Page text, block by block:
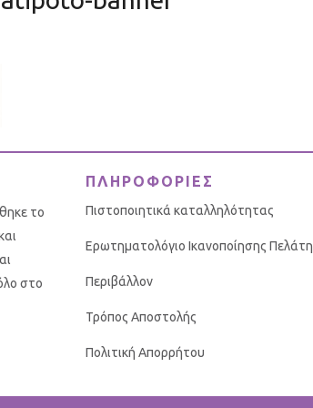
το
στο
ΠΛΗΡΟΦΟΡΙΕΣ
Πιστοποιητικά καταλληλότητας
Ερωτηματολόγιο Ικανοποίησης Πελάτη
Περιβάλλον
Τρόπος Αποστολής
Πολιτική Απορρήτου